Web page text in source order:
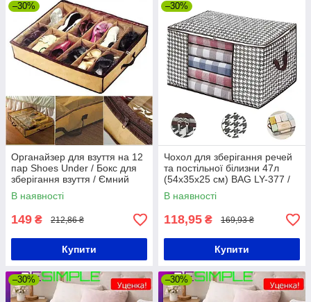
–30%
Органайзер для взуття на 12
пар Shoes Under / Бокс для
зберігання взуття / Ємний
взуттєвий органайзер
В наявності
149 ₴ 212,86 ₴
Купити
–30%
Чохол для зберігання речей
та постільної білизни 47л
(54х35х25 см) BAG LY-377 /
Складаний чохол для речей
В наявності
118,95 ₴ 169,93 ₴
Купити
–30% –30%